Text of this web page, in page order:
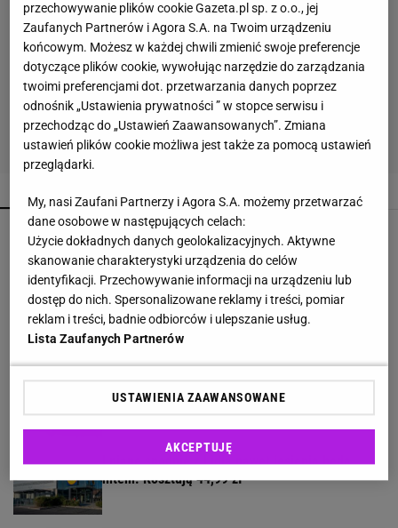
Nie sięgaj po kolejny detergent. Mieszanka
pomoże z osadami
Malinowe baleriny to nowy trend na jesień 2026.
CCC ma je w niskiej cenie
Te buty będą hitem jesieni 2026! Wiśniowe
czółenka to kwintesencja luksusu i
ponadczasowego stylu
Lniane spodnie z Lidla nawet jesienią będą
hitem. Kosztują 44,99 zł
przechowywanie plików cookie Gazeta.pl sp. z o.o., jej
Zaufanych Partnerów i Agora S.A. na Twoim urządzeniu
końcowym. Możesz w każdej chwili zmienić swoje preferencje
dotyczące plików cookie, wywołując narzędzie do zarządzania
twoimi preferencjami dot. przetwarzania danych poprzez
odnośnik „Ustawienia prywatności ” w stopce serwisu i
przechodząc do „Ustawień Zaawansowanych”. Zmiana
ustawień plików cookie możliwa jest także za pomocą ustawień
przeglądarki.
My, nasi Zaufani Partnerzy i Agora S.A. możemy przetwarzać
dane osobowe w następujących celach:
Użycie dokładnych danych geolokalizacyjnych. Aktywne
skanowanie charakterystyki urządzenia do celów
identyfikacji. Przechowywanie informacji na urządzeniu lub
dostęp do nich. Spersonalizowane reklamy i treści, pomiar
reklam i treści, badnie odbiorców i ulepszanie usług.
Lista Zaufanych Partnerów
USTAWIENIA ZAAWANSOWANE
AKCEPTUJĘ